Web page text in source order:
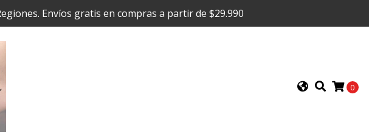
Envíos gratis en compras a partir de $29.990
0